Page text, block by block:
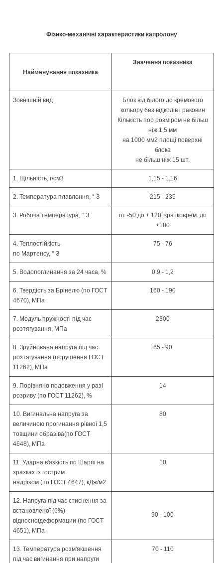
Фізико-механічні характеристики капролону
Найменування показника
Значення показника
Зовнішній вид
Блок від білого до кремового
кольору без відколів і раковин
Кількість пор розміром не більш
ніж 1,5 мм
на 1000 мм2 площі поверхні
блока
не більш ніж 15 шт.
1. Щільність,г/см3 1,15 - 1,16
2. Температура плавлення,°З 215 - 235
3. Робоча температура,°З от -50 до + 120, кратковрем. до
+180
4. Теплостійкість
по Мартенсу,°З
75 - 76
5. Водопоглинання за 24 часа, % 0,9 - 1,2
6. Твердість за Брінелю (по ГОСТ
4670), МПа
160 - 190
7. Модуль пружності під час
розтягування, МПа
2300
8. Зруйнована напруга під час
розтягування (порушення ГОСТ
11262), МПа
65 - 90
9. Порівняно подовження у разі
розриву (по ГОСТ 11262) , %
14
10. Вигинальна напруга за
величиною прогинаннярівної 1,5
товщини образіва(по ГОСТ
4648) , МПа
80
11. Ударна в'язкість по Шарпі на
зразках із гострим
надрізом(по ГОСТ 4647) , кДж/м2
10
12. Напруга під час стиснення за
встановленої (6%)
відносноїдеформации (по ГОСТ
4651) МПа
90 - 100
13. Температура розм'якшення
під час вигинанняпри напруги
70 - 110